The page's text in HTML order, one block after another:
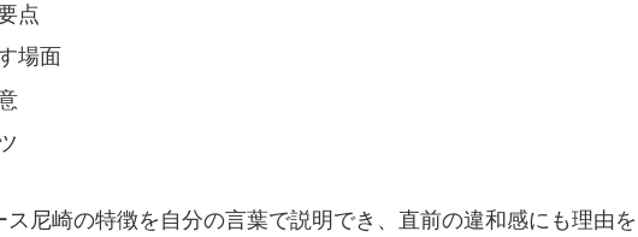
点
場面
尼崎の特徴を自分の言葉で説明でき、直前の違和感にも理由を